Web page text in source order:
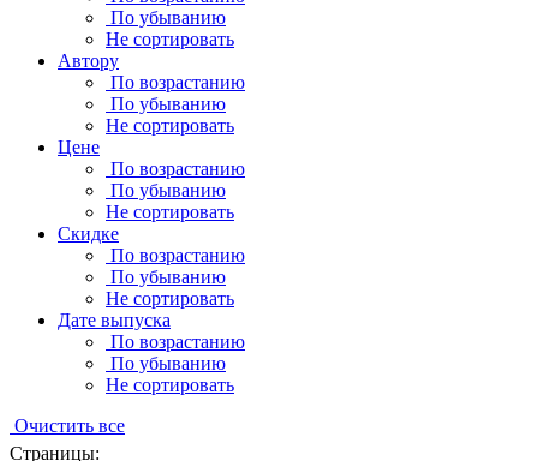
По убыванию
Не сортировать
Автору
По возрастанию
По убыванию
Не сортировать
Цене
По возрастанию
По убыванию
Не сортировать
Скидке
По возрастанию
По убыванию
Не сортировать
Дате выпуска
По возрастанию
По убыванию
Не сортировать
Очистить все
Страницы: